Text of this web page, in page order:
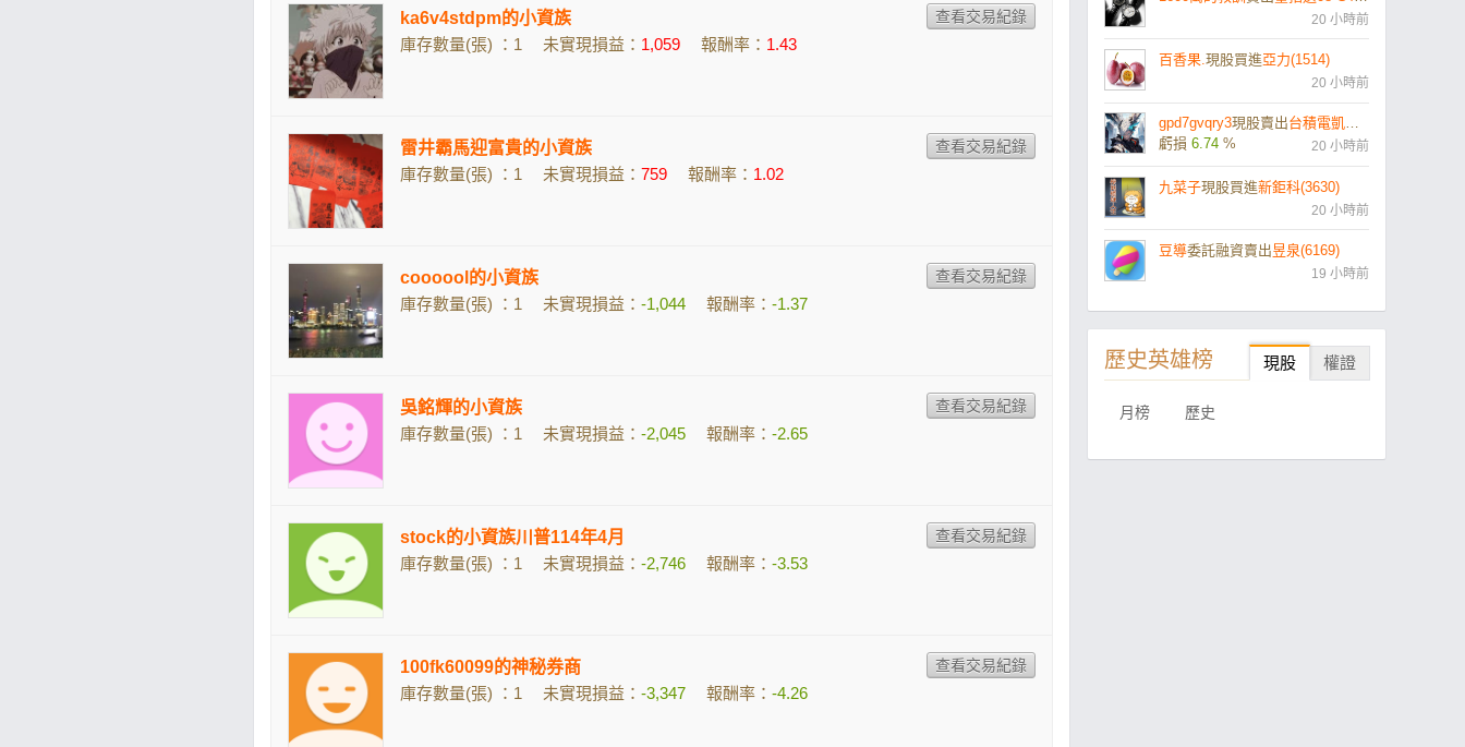
ka6v4stdpm的小資族
庫存數量(張) ：1
未實現損益： 1,059 報酬率： 1.43
雷井霸馬迎富貴的小資族
庫存數量(張) ：1
未實現損益： 759 報酬率： 1.02
coooool的小資族
庫存數量(張) ：1
未實現損益： -1,044 報酬率： -1.37
吳銘輝的小資族
庫存數量(張) ：1
未實現損益： -2,045 報酬率： -2.65
stock的小資族川普114年4月
庫存數量(張) ：1
未實現損益： -2,746 報酬率： -3.53
100fk60099的神秘券商
庫存數量(張) ：1
未實現損益： -3,347 報酬率： -4.26
20 小時前
百香果. 現股買進亞力(1514)
20 小時前
gpd7gvqry3現股賣出台積電凱基58購10(031645)
虧損 6.74 % 20 小時前
九菜子現股買進新鉅科(3630)
20 小時前
豆導委託融資賣出昱泉(6169)
19 小時前
歷史英雄榜 現股 權證
月榜 歷史